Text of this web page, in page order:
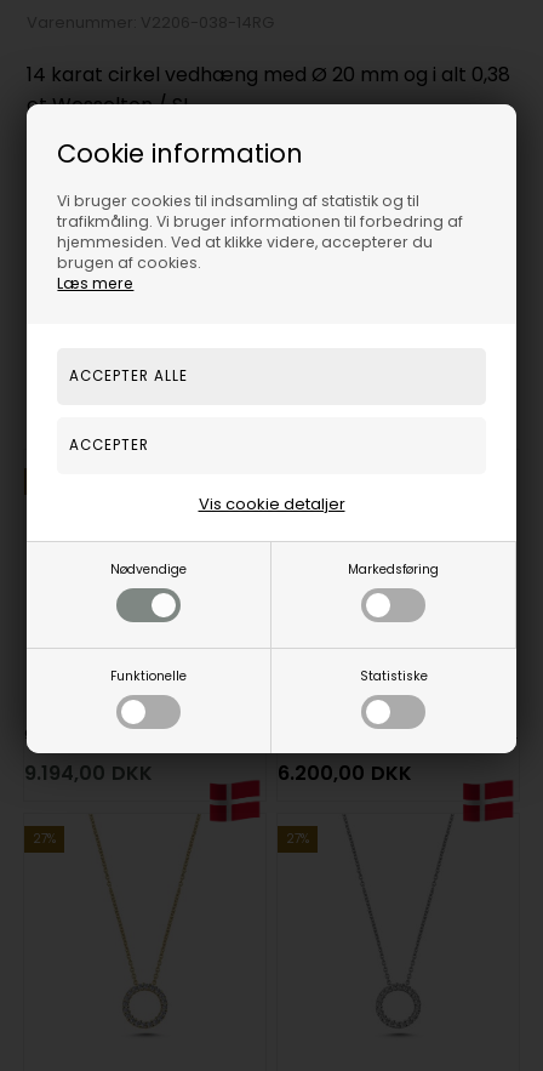
Cookie information
Vi bruger cookies til indsamling af statistik og til
trafikmåling. Vi bruger informationen til forbedring af
hjemmesiden. Ved at klikke videre, accepterer du
brugen af cookies.
Læs mere
Nødvendige Markedsføring
Funktionelle Statistiske
Vis cookie detaljer
14 karat cirkel vedhæng med Ø 20 mm og i alt 0,38
ct Wesselton / SI
Cirkel vedhænget kommer i flere størrelser og i rødguld,
hvidguld og rosaguld (for rosaguld kontakt vores
Vedhænget kommer uden kæde, men er vist med rund
anker. Vi anbefaler bredde 1,2 eller 1,5 mm -
9.194,00 DKK
Ø 13,0 mm Diamond Hearts Hjerte vedhæng med 24 x 0,01 ct i 14 kt rødguld
6.200,00 DKK
27% 27%